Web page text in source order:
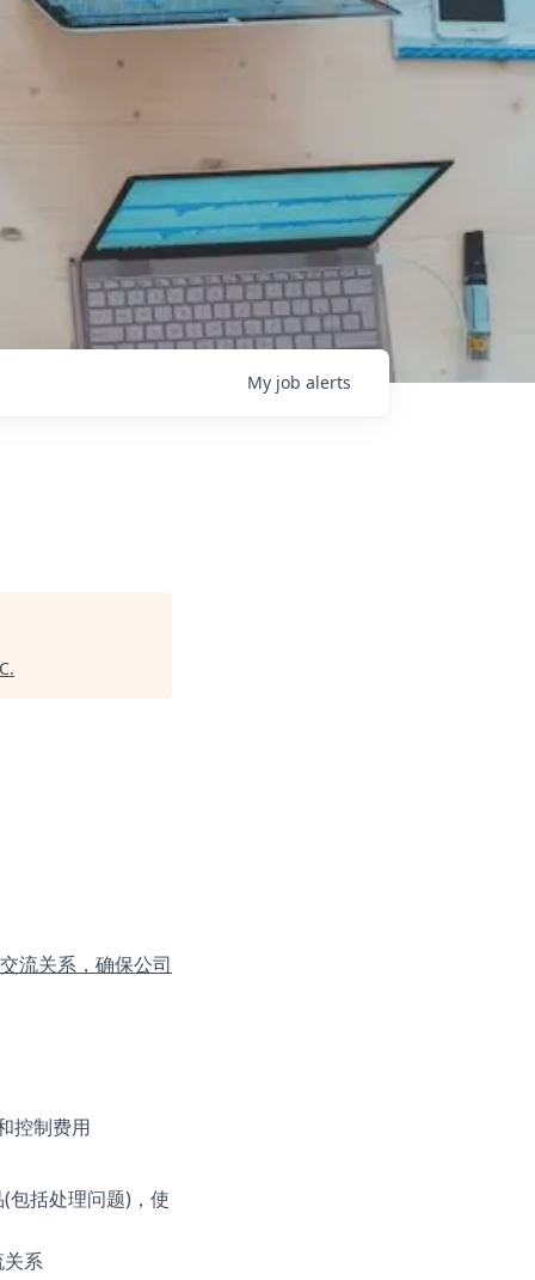
My job alerts
.
流关系，确保公司
控制费用
包括处理问题)，使
系